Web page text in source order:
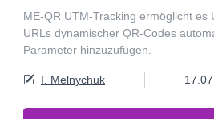
ME-QR UTM-Tracking ermöglicht es
URLs dynamischer QR-Codes
Parameter hinzuzufügen.
I. Melnychuk